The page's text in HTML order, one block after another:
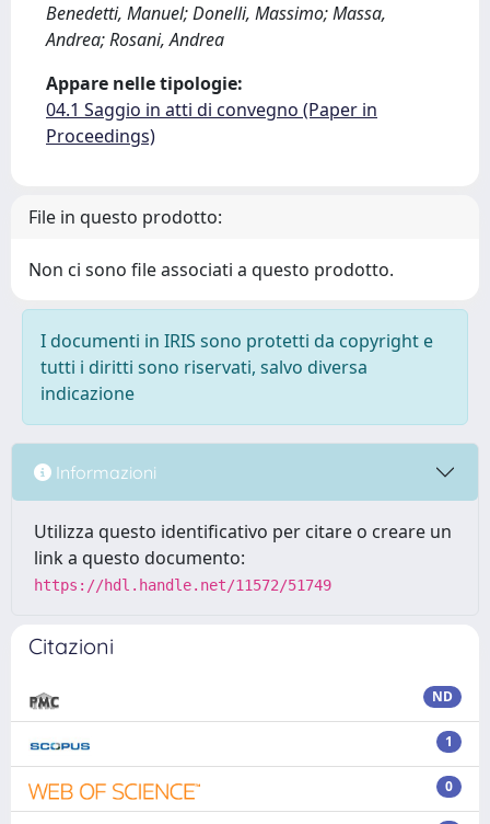
Benedetti, Manuel; Donelli, Massimo; Massa,
Andrea; Rosani, Andrea
Appare nelle tipologie:
04.1 Saggio in atti di convegno (Paper in
Proceedings)
File in questo prodotto:
Non ci sono file associati a questo prodotto.
I documenti in IRIS sono protetti da copyright e
tutti i diritti sono riservati, salvo diversa
indicazione
Informazioni
Utilizza questo identificativo per citare o creare un
link a questo documento:
https://hdl.handle.net/11572/51749
Citazioni
ND
1
0